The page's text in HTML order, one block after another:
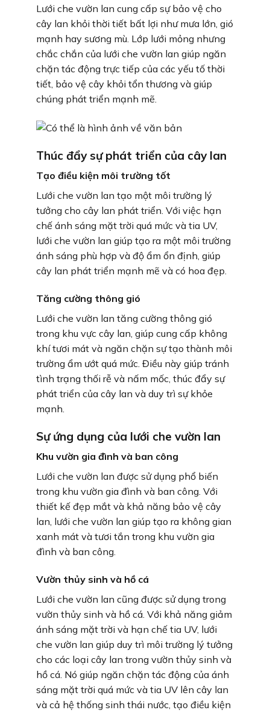
Lưới che vườn lan cung cấp sự bảo vệ cho
cây lan khỏi thời tiết bất lợi như mưa lớn, gió
mạnh hay sương mù. Lớp lưới mỏng nhưng
chắc chắn của lưới che vườn lan giúp ngăn
chặn tác động trực tiếp của các yếu tố thời
tiết, bảo vệ cây khỏi tổn thương và giúp
chúng phát triển mạnh mẽ.
Thúc đẩy sự phát triển của cây lan
Tạo điều kiện môi trường tốt
Lưới che vườn lan tạo một môi trường lý
tưởng cho cây lan phát triển. Với việc hạn
chế ánh sáng mặt trời quá mức và tia UV,
lưới che vườn lan giúp tạo ra một môi trường
ánh sáng phù hợp và độ ẩm ổn định, giúp
cây lan phát triển mạnh mẽ và có hoa đẹp.
Tăng cường thông gió
Lưới che vườn lan tăng cường thông gió
trong khu vực cây lan, giúp cung cấp không
khí tươi mát và ngăn chặn sự tạo thành môi
trường ẩm ướt quá mức. Điều này giúp tránh
tình trạng thối rễ và nấm mốc, thúc đẩy sự
phát triển của cây lan và duy trì sự khỏe
mạnh.
Sự ứng dụng của lưới che vườn lan
Khu vườn gia đình và ban công
Lưới che vườn lan được sử dụng phổ biến
trong khu vườn gia đình và ban công. Với
thiết kế đẹp mắt và khả năng bảo vệ cây
lan, lưới che vườn lan giúp tạo ra không gian
xanh mát và tươi tắn trong khu vườn gia
đình và ban công.
Vườn thủy sinh và hồ cá
Lưới che vườn lan cũng được sử dụng trong
vườn thủy sinh và hồ cá. Với khả năng giảm
ánh sáng mặt trời và hạn chế tia UV, lưới
che vườn lan giúp duy trì môi trường lý tưởng
cho các loại cây lan trong vườn thủy sinh và
hồ cá. Nó giúp ngăn chặn tác động của ánh
sáng mặt trời quá mức và tia UV lên cây lan
và cả hệ thống sinh thái nước, tạo điều kiện